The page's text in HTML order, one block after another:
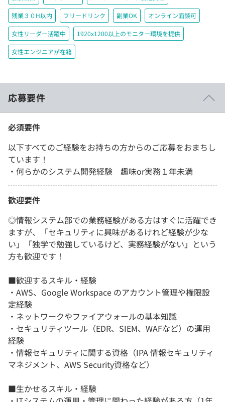
残業３０H以内 フリードリンク 副業OK オンライン面談可
女性リーダー活躍中 1920x1200以上のモニター環境を提供
女性エンジニアが在籍
応募要件
必須要件
以下すべてのご経験をお持ちの方からのご応募をおまちし
ています！
・何らかのシステム開発経験 趣味or実務１年未満
歓迎要件
◎情報システム部での業務経験がある方はすぐに活躍でき
ますが、「セキュリティに興味があるけれど経験が少な
い」「独学で勉強しているけど、実務経験がない」という
方も歓迎です！
■歓迎するスキル・経験
・AWS、Google Workspace のアカウント管理や権限設
定経験
・ネットワークやファイアウォールの基本知識
・セキュリティツール（EDR、SIEM、WAFなど）の運用
経験
・情報セキュリティに関する資格（IPA 情報セキュリティ
マネジメント、AWS Security資格など）
■生かせるスキル・経験